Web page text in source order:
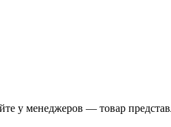
у менеджеров — товар